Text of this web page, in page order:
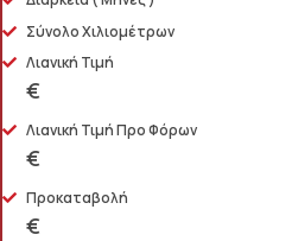
Σύνολο Χιλιομέτρων
Λιανική Τιμή
€
Λιανική Τιμή Προ Φόρων
€
Προκαταβολή
€